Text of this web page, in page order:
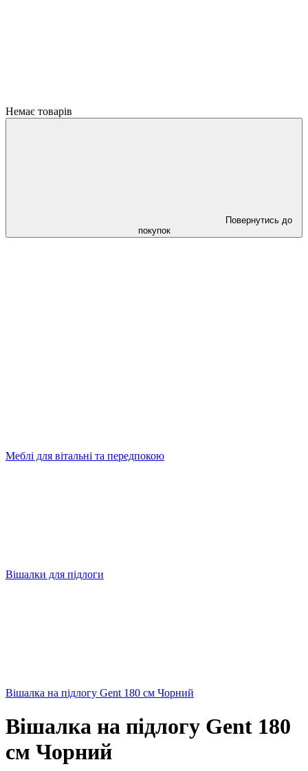
Немає товарів
Повернутись до
покупок
Меблі для вітальні та передпокою
Вішалки для підлоги
Вішалка на підлогу Gent 180 см Чорний
Вішалка на підлогу Gent 180
см Чорний